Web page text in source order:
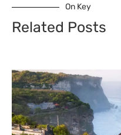
On Key
Related Posts